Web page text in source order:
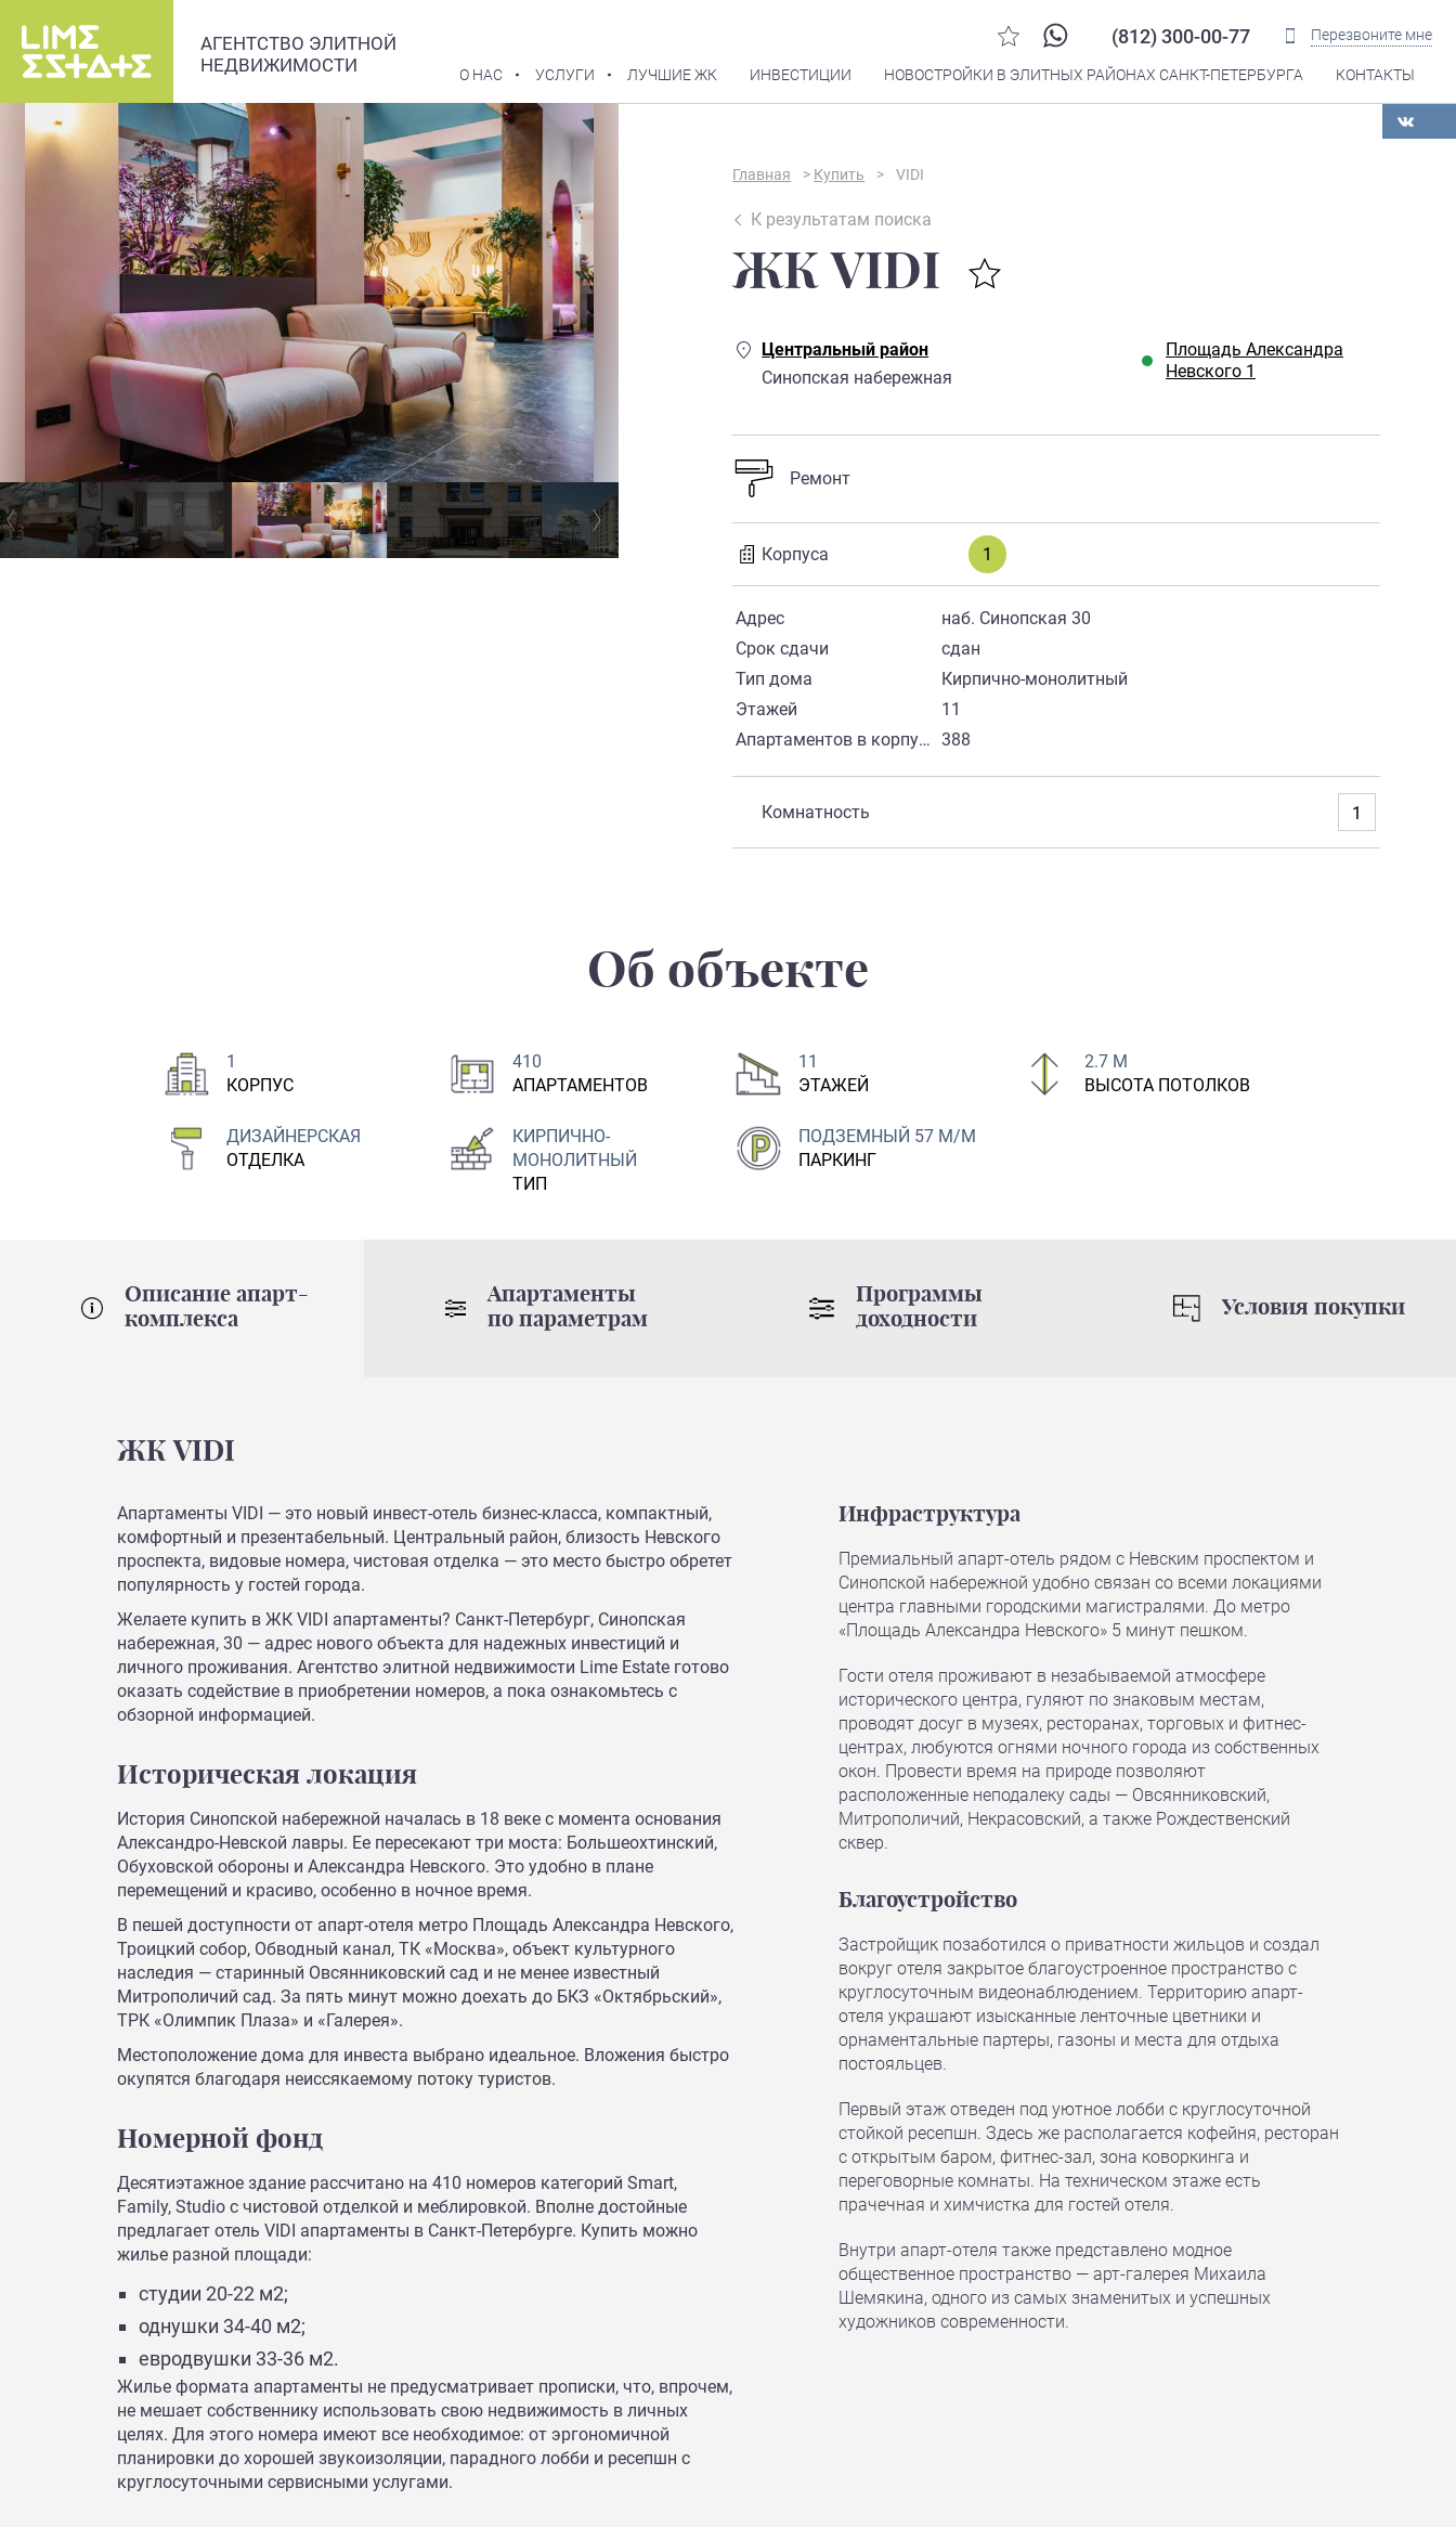
АГЕНТСТВО ЭЛИТНОЙ
НЕДВИЖИМОСТИ
(812) 300-00-77 Перезвоните мне
О НАС УСЛУГИ ЛУЧШИЕ ЖК ИНВЕСТИЦИИ НОВОСТРОЙКИ В ЭЛИТНЫХ РАЙОНАХ САНКТ-ПЕТЕРБУРГА КОНТАКТЫ
Главная > Купить > VIDI
К результатам поиска
ЖК VIDI
Центральный район
Синопская набережная
Площадь Александра
Невского 1
Ремонт
Корпуса 1
Адрес
наб. Синопская 30
Срок сдачи
сдан
Тип дома
Кирпично-монолитный
Этажей
11
Апартаментов в корпусе 388
Комнатность 1
Об объекте
1
КОРПУС
410
АПАРТАМЕНТОВ
11
ЭТАЖЕЙ
2.7 М
ВЫСОТА ПОТОЛКОВ
ДИЗАЙНЕРСКАЯ
ОТДЕЛКА
КИРПИЧНО-
МОНОЛИТНЫЙ
ТИП
ПОДЗЕМНЫЙ 57 М/М
ПАРКИНГ
Описание апарт-
комплекса
Апартаменты
по параметрам
Программы
доходности
Условия покупки
ЖК VIDI
Апартаменты VIDI — это новый инвест-отель бизнес-класса, компактный,
комфортный и презентабельный. Центральный район, близость Невского
проспекта, видовые номера, чистовая отделка — это место быстро обретет
популярность у гостей города.
Желаете купить в ЖК VIDI апартаменты? Санкт-Петербург, Синопская
набережная, 30 — адрес нового объекта для надежных инвестиций и
личного проживания. Агентство элитной недвижимости Lime Estate готово
оказать содействие в приобретении номеров, а пока ознакомьтесь с
обзорной информацией.
Историческая локация
История Синопской набережной началась в 18 веке с момента основания
Александро-Невской лавры. Ее пересекают три моста: Большеохтинский,
Обуховской обороны и Александра Невского. Это удобно в плане
перемещений и красиво, особенно в ночное время.
В пешей доступности от апарт-отеля метро Площадь Александра Невского,
Троицкий собор, Обводный канал, ТК «Москва», объект культурного
наследия — старинный Овсянниковский сад и не менее известный
Митрополичий сад. За пять минут можно доехать до БКЗ «Октябрьский»,
ТРК «Олимпик Плаза» и «Галерея».
Местоположение дома для инвеста выбрано идеальное. Вложения быстро
окупятся благодаря неиссякаемому потоку туристов.
Номерной фонд
Десятиэтажное здание рассчитано на 410 номеров категорий Smart,
Family, Studio с чистовой отделкой и меблировкой. Вполне достойные
предлагает отель VIDI апартаменты в Санкт-Петербурге. Купить можно
жилье разной площади:
студии 20-22 м2;
однушки 34-40 м2;
евродвушки 33-36 м2.
Жилье формата апартаменты не предусматривает прописки, что, впрочем,
не мешает собственнику использовать свою недвижимость в личных
целях. Для этого номера имеют все необходимое: от эргономичной
планировки до хорошей звукоизоляции, парадного лобби и ресепшн с
круглосуточными сервисными услугами.
Инфраструктура
Премиальный апарт-отель рядом с Невским проспектом и
Синопской набережной удобно связан со всеми локациями
центра главными городскими магистралями. До метро
«Площадь Александра Невского» 5 минут пешком.
Гости отеля проживают в незабываемой атмосфере
исторического центра, гуляют по знаковым местам,
проводят досуг в музеях, ресторанах, торговых и фитнес-
центрах, любуются огнями ночного города из собственных
окон. Провести время на природе позволяют
расположенные неподалеку сады — Овсянниковский,
Митрополичий, Некрасовский, а также Рождественский
сквер.
Благоустройство
Застройщик позаботился о приватности жильцов и создал
вокруг отеля закрытое благоустроенное пространство с
круглосуточным видеонаблюдением. Территорию апарт-
отеля украшают изысканные ленточные цветники и
орнаментальные партеры, газоны и места для отдыха
постояльцев.
Первый этаж отведен под уютное лобби с круглосуточной
стойкой ресепшн. Здесь же располагается кофейня, ресторан
с открытым баром, фитнес-зал, зона коворкинга и
переговорные комнаты. На техническом этаже есть
прачечная и химчистка для гостей отеля.
Внутри апарт-отеля также представлено модное
общественное пространство — арт-галерея Михаила
Шемякина, одного из самых знаменитых и успешных
художников современности.
В избранное Распечатать